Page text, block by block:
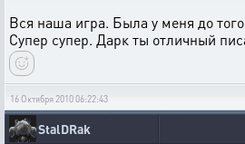
Вся наша игра. Была у меня до
Супер супер. Дарк ты отличный
16 Октября 2010 06:22:43
StalDRak